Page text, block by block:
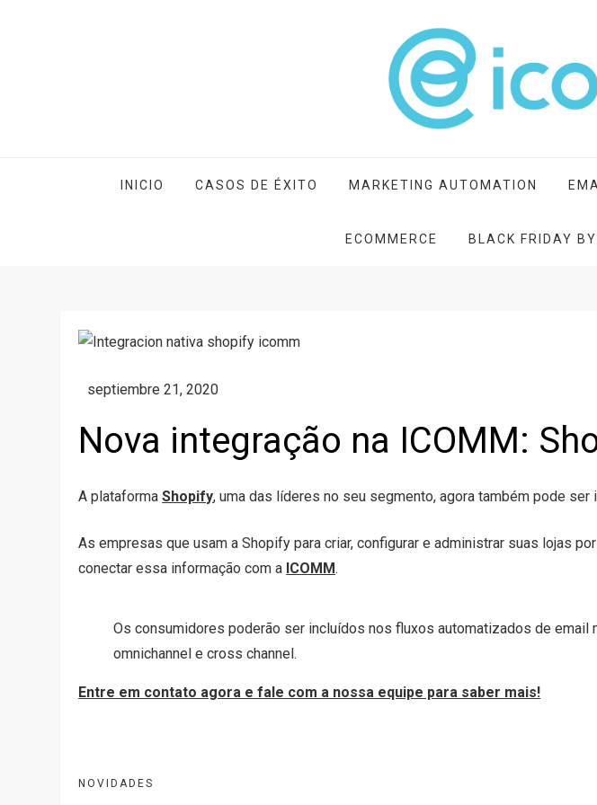
INICIO CASOS DE ÉXITO MARKETING AUTOMATION
ECOMMERCE BLACK FRIDAY
Nova integração na ICOMM:
A plataformaShopify, uma das líderes no seu segmento, agora também pode ser
As empresas que usam a Shopify para criar, configurar e administrar suas lojas
conectar essa informação com a ICOMM.
Os consumidores poderão ser incluídos nos fluxos automatizados de
omnichannel e cross channel.
Entre em contato agora e fale com a nossa equipe para saber mais!
NOVIDADES